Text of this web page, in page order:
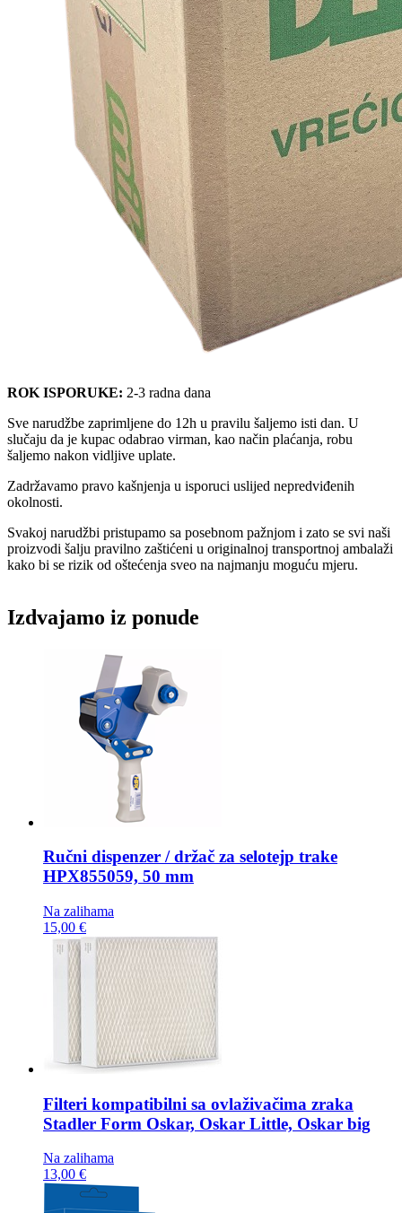
ROK ISPORUKE: 2-3 radna dana
Sve narudžbe zaprimljene do 12h u pravilu šaljemo isti dan. U
slučaju da je kupac odabrao virman, kao način plaćanja, robu
šaljemo nakon vidljive uplate.
Zadržavamo pravo kašnjenja u isporuci uslijed nepredviđenih
okolnosti.
Svakoj narudžbi pristupamo sa posebnom pažnjom i zato se svi naši
proizvodi šalju pravilno zaštićeni u originalnoj transportnoj ambalaži
kako bi se rizik od oštećenja sveo na najmanju moguću mjeru.
Izdvajamo iz ponude
Ručni dispenzer / držač za selotejp trake
HPX855059, 50 mm
Na zalihama
15,00 €
Filteri kompatibilni sa ovlaživačima zraka
Stadler Form Oskar, Oskar Little, Oskar big
Na zalihama
13,00 €